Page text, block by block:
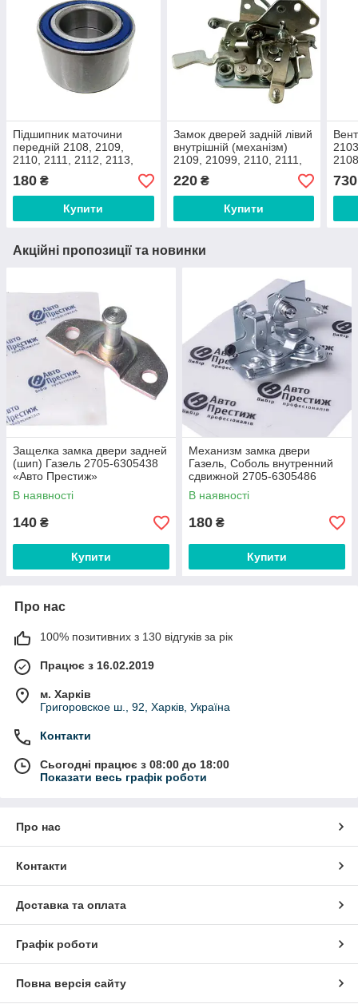
Підшипник маточини
передній 2108, 2109,
2110, 2111, 2112, 2113,
2114, 2115, Таврия,
Славута
180 ₴
Купити
Замок дверей задній лівий
внутрішній (механізм)
2109, 21099, 2110, 2111,
2112, 2114, 2115
220₴
Купити
2115
730
Акційні пропозиції та новинки
Защелка замка двери задней
(шип) Газель 2705-6305438
«Авто Престиж»
В наявності
140 ₴
Купити
Механизм замка двери
Газель, Соболь внутренний
сдвижной 2705-6305486
«Авто Престиж»
В наявності
180 ₴
Купити
Про нас
100% позитивних з 130 відгуків за рік
Працює з 16.02.2019
м. Харків
Григоровское ш., 92, Харків, Україна
Контакти
Сьогодні працює з 08:00 до 18:00
Показати весь графік роботи
Про нас
Контакти
Доставка та оплата
Графік роботи
Повна версія сайту